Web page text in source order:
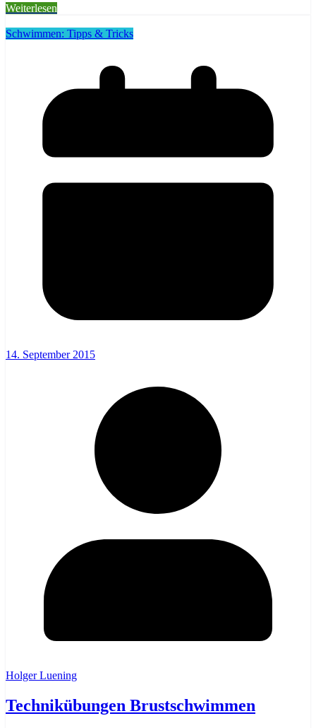
Weiterlesen
Schwimmen: Tipps & Tricks
14. September 2015
Holger Luening
Technikübungen Brustschwimmen